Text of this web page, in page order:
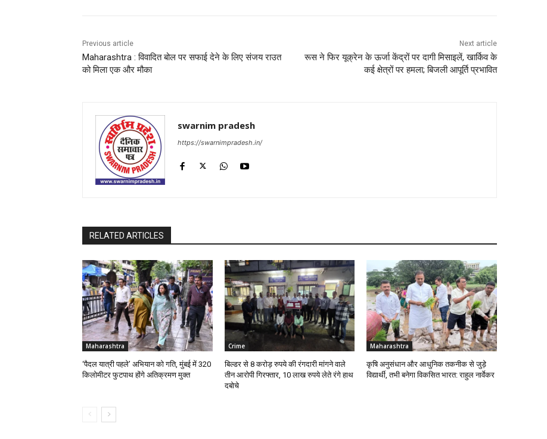
Previous article
Maharashtra : विवादित बोल पर सफाई देने के लिए संजय राउत
को मिला एक और मौका
Next article
रूस ने फिर यूक्रेन के ऊर्जा केंद्रों पर दागी मिसाइलें, खार्किव के
कई क्षेत्रों पर हमला; बिजली आपूर्ति प्रभावित
swarnim pradesh
https://swarnimpradesh.in/
RELATED ARTICLES
Maharashtra
‘पैदल यात्री पहले’ अभियान को गति, मुंबई में 320
किलोमीटर फुटपाथ होंगे अतिक्रमण मुक्त
Crime
बिल्डर से 8 करोड़ रुपये की रंगदारी मांगने वाले
तीन आरोपी गिरफ्तार, 10 लाख रुपये लेते रंगे हाथ
दबोचे
Maharashtra
कृषि अनुसंधान और आधुनिक तकनीक से जुड़े
विद्यार्थी, तभी बनेगा विकसित भारत: राहुल नार्वेकर